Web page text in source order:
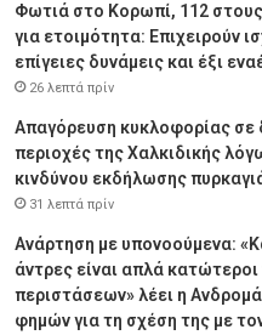
Φωτιά στο Κορωπί, 112
για ετοιμότητα: Επιχειρούν
επίγειες δυνάμεις και έξι
26 λεπτά πρίν
Απαγόρευση κυκλοφορίας σε
περιοχές της Χαλκιδικής
κινδύνου εκδήλωσης
31 λεπτά πρίν
Ανάρτηση με υπονοούμενα:
άντρες είναι απλά
περιστάσεων» λέει η
φημών για τη σχέση της με